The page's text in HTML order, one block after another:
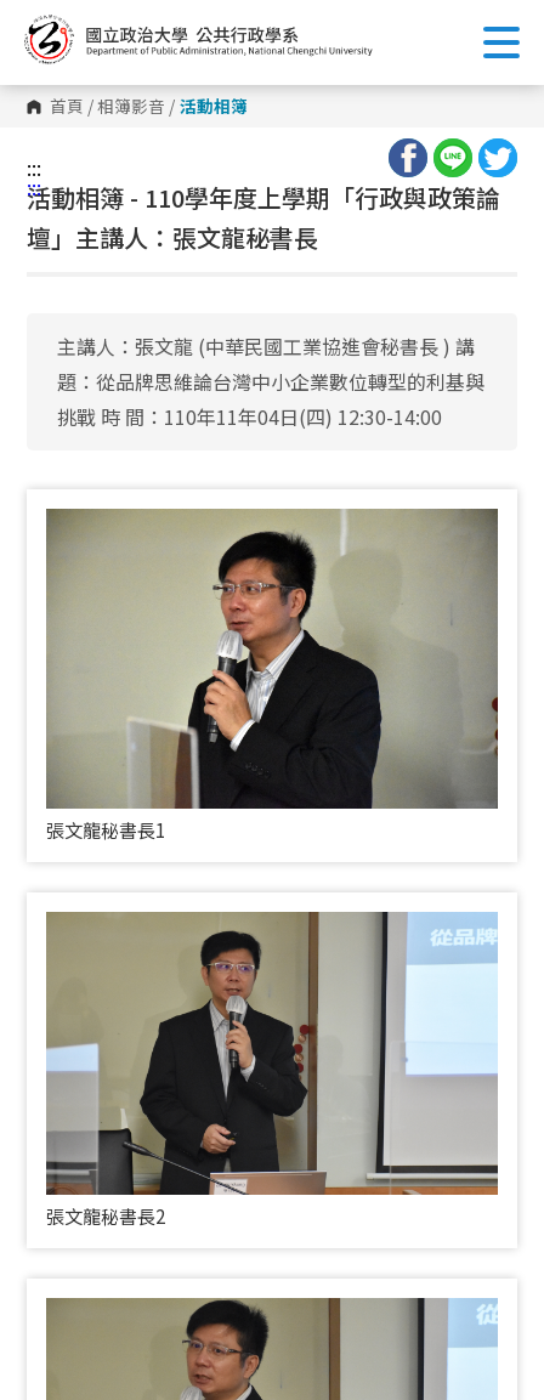
到
主
內
容 首頁 /相簿影音 / 活動相簿
:::
:::
活動相簿 - 110學年度上學期「行政與政策論
壇」主講人：張文龍秘書長
主講人：張文龍 (中華民國工業協進會秘書長 ) 講
題：從品牌思維論台灣中小企業數位轉型的利基與
挑戰 時 間：110年11年04日(四) 12:30-14:00
張文龍秘書長1
張文龍秘書長2